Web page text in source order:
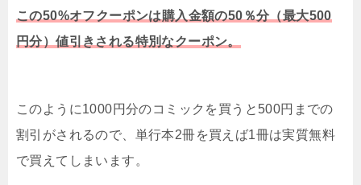
この50%オフクーポンは購入金額の50％分（最大500
円分）値引きされる特別なクーポン。
このように1000円分のコミックを買うと500円までの
割引がされるので、単行本2冊を買えば1冊は実質無料
で買えてしまいます。